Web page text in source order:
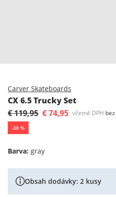
Carver Skateboards
CX 6.5 Trucky Set
€ 119,95 € 74,95 včetně DPH bez
-38 %
Barva: gray
Obsah dodávky: 2 kusy